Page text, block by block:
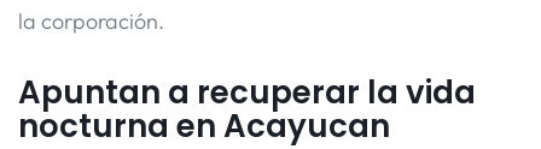
la corporación.
Apuntan a recuperar la vida
nocturna en Acayucan